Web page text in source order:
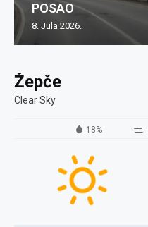
Žepče
Clear Sky
18%
POSAO
8. Jula 2026.